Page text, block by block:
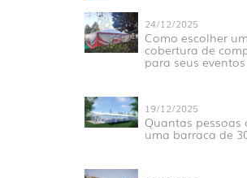
24/12/2025
Como escolher
cobertura de
para seus
19/12/2025
Quantas pessoas
uma barraca de